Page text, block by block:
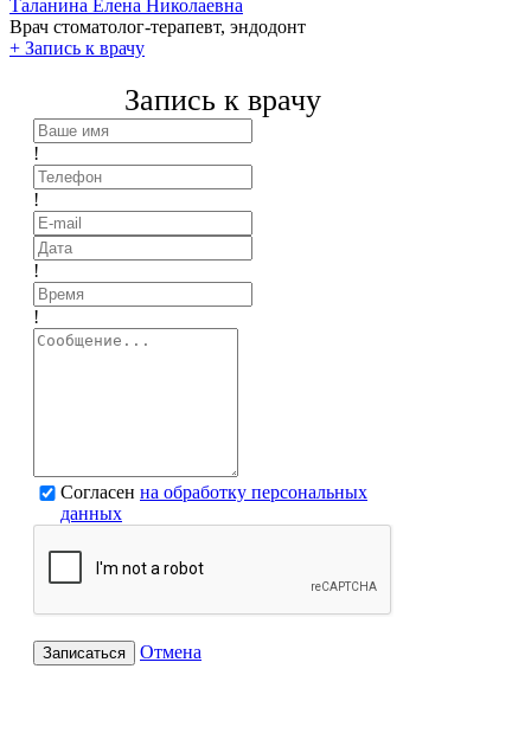
Таланина Елена Николаевна
Врач стоматолог-терапевт, эндодонт
+ Запись к врачу
Запись к врачу
!
!
!
!
Согласен на обработку персональных
данных
Записаться Отмена